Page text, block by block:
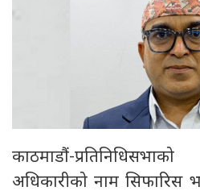
काठमाडौं-
अधिकारीको नाम